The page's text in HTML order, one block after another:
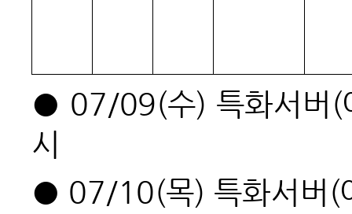
● 07/09(수) 특화서버(
시
● 07/10(목) 특화서버(